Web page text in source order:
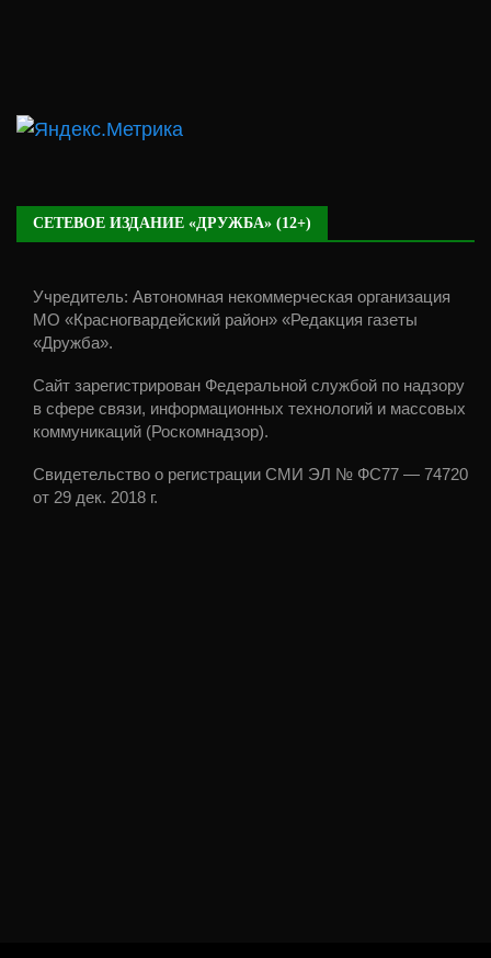
СЕТЕВОЕ ИЗДАНИЕ «ДРУЖБА» (12+)
Учредитель: Автономная некоммерческая организация
МО «Красногвардейский район» «Редакция газеты
«Дружба».
Сайт зарегистрирован Федеральной службой по надзору
в сфере связи, информационных технологий и массовых
коммуникаций (Роскомнадзор).
Свидетельство о регистрации СМИ ЭЛ № ФС77 — 74720
от 29 дек. 2018 г.